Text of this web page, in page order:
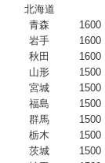
北海道
青森
1600
岩手
1600
秋田
1600
山形
1500
宮城
1500
福島
1500
群馬
1500
栃木
1500
茨城
1500